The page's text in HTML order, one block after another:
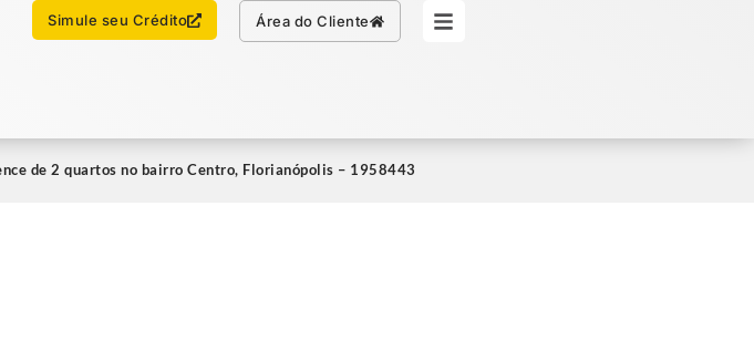
Simule seu Crédito Área do Cliente
Chamar no WhatsApp Simule seu Crédito
de 2 quartos no bairro Centro, Florianópolis – 1958443